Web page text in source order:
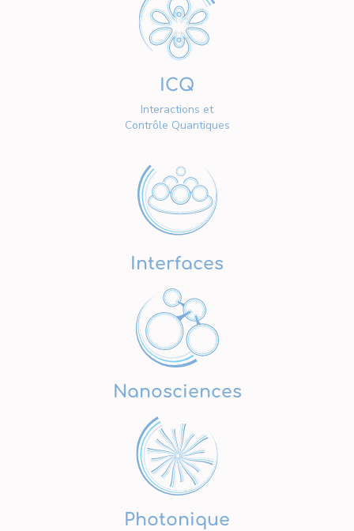
ICQ
Interactions et
Contrôle Quantiques
Interfaces
Nanosciences
Photonique